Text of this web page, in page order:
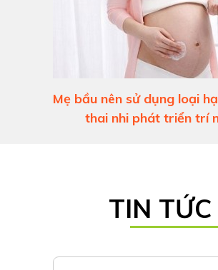
Mẹ bầu nên sử dụng loại
thai nhi phát triển trí
TIN TỨC